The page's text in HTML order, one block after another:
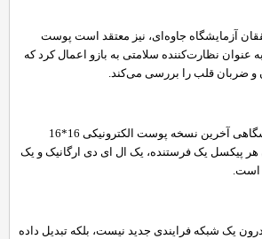
آزمایشگاه جاوه‌ای، نیز معتقد است پوست
نظارت‌کننده سلامتی به بازو اعمال کرد که
ضربان قلب را بررسی می‌کند.
اندازه نمونه‌های آزمایشگاهی آخرین نسخه پوست الکترونیکی 16*16
یک فرستنده، یک ال ای دی ارگانیک و یک
یک شبکه فرایندی جدید نیست، بلکه تبدیل‌ داده‌